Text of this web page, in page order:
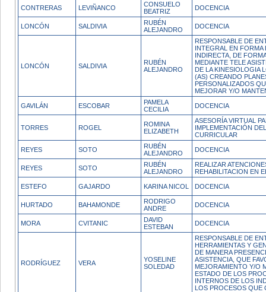
CONTRERAS LEVIÑANCO
CONSUELO
BEATRIZ
DOCENCIA
LONCÓN SALDIVIA
RUBÉN
ALEJANDRO
DOCENCIA
LONCÓN SALDIVIA
RUBÉN
ALEJANDRO
RESPONSABLE DE
INTEGRAL EN FORMA
INDIRECTA, DE
MEDIANTE TELE
DE LA KINESIOLOGIA
(AS) CREANDO
PERSONALIZADOS
MEJORAR Y/O
GAVILÁN ESCOBAR
PAMELA
CECILIA
DOCENCIA
TORRES ROGEL
ROMINA
ELIZABETH
ASESORÍA VIRTUAL
IMPLEMENTACIÓN
CURRICULAR
REYES SOTO
RUBÉN
ALEJANDRO
DOCENCIA
REYES SOTO
RUBÉN
ALEJANDRO
REALIZAR
REHABILITACION EN
ESTEFO GAJARDO KARINA NICOL DOCENCIA
HURTADO BAHAMONDE
RODRIGO
ANDRE
DOCENCIA
MORA CVITANIC
DAVID
ESTEBAN
DOCENCIA
RODRÍGUEZ VERA
YOSELINE
SOLEDAD
RESPONSABLE DE
HERRAMIENTAS Y
DE MANERA
ASISTENCIA, QUE
MEJORAMIENTO Y/O
ESTADO DE LOS
INTERNOS DE LOS
LOS PROCESOS QUE